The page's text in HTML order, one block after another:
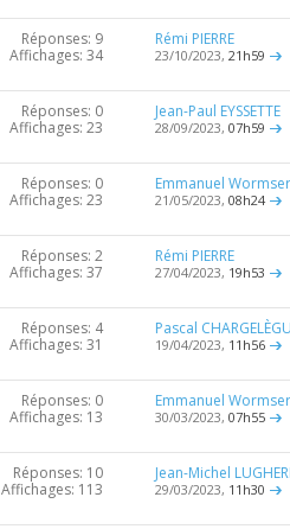
Réponses: 9
Affichages: 34
Rémi PIERRE
23/10/2023,21h59
Réponses: 0
Affichages: 23
Jean-Paul EYSSETTE
28/09/2023,07h59
Réponses: 0
Affichages: 23
Emmanuel Wormser
21/05/2023,08h24
Réponses: 2
Affichages: 37
Rémi PIERRE
27/04/2023, 19h53
Réponses: 4
Affichages: 31
Pascal
19/04/2023, 11h56
Réponses: 0
Affichages: 13
Emmanuel Wormser
30/03/2023,07h55
Réponses: 10
Affichages: 113
Jean-Michel
29/03/2023, 11h30